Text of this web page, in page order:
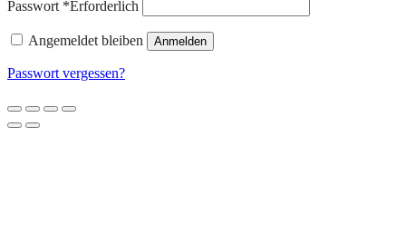
Passwort *Erforderlich
Angemeldet bleiben Anmelden
Passwort vergessen?